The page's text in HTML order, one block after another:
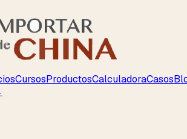
CursosProductosCalculadoraCasos